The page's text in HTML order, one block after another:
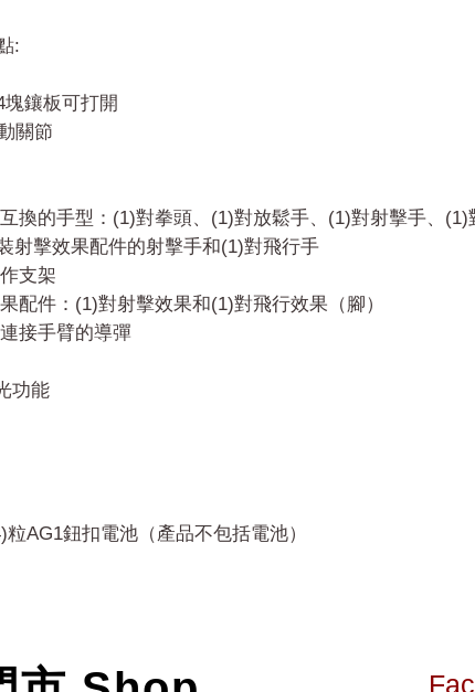
:
塊鑲板可打開
關節
換的手型：(1)對拳頭、(1)對放鬆手、(1)對射擊手、(1)
射擊效果配件的射擊手和(1)對飛行手
支架
配件：(1)對射擊效果和(1)對飛行效果（腳）
接手臂的導彈
功能
粒AG1鈕扣電池（產品不包括電池）